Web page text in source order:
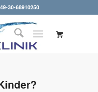
30-68910250